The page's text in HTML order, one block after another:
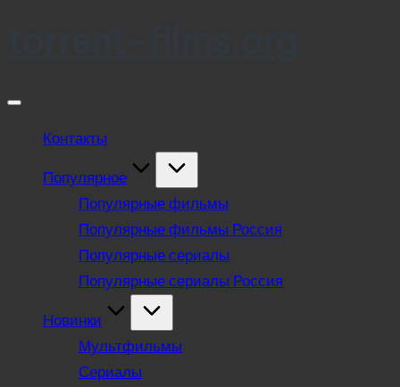
Контакты
Популярное
Популярные фильмы
Популярные фильмы Россия
Популярные сериалы
Популярные сериалы Россия
Новинки
Мультфильмы
Сериалы